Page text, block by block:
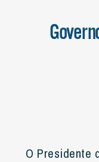
O Presidente